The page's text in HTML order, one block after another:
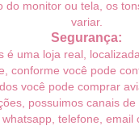
do monitor ou tela, os
variar.
Segurança:
é uma loja real,
conforme você pode
você pode comprar
possuimos canais
telefone, email